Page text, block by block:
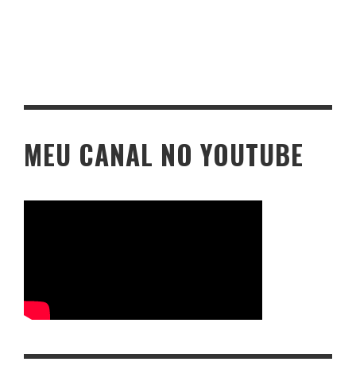
MEU CANAL NO YOUTUBE